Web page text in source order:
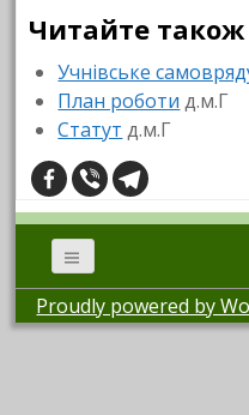
Читайте також
Учнівське
План роботи д.м.Г
Статут д.м.Г
Proudly powered by